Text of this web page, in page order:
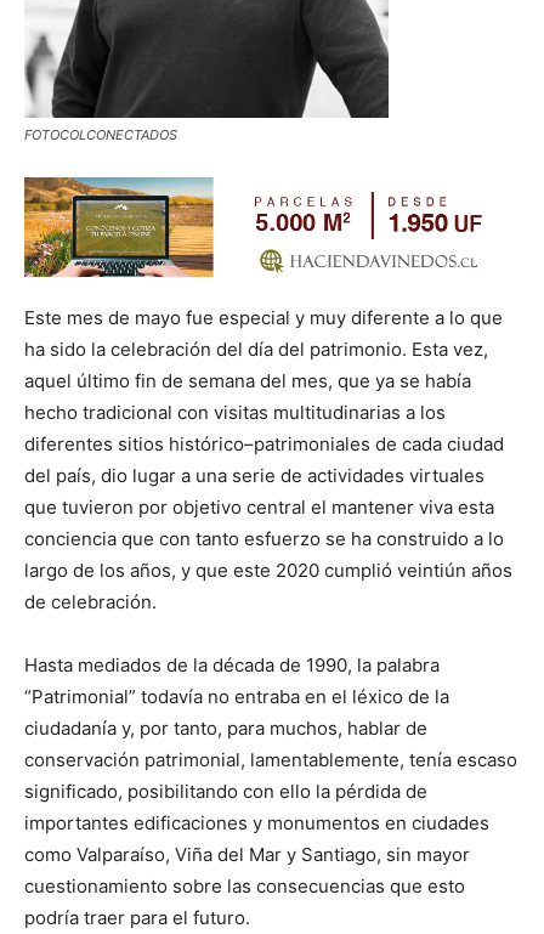
FOTOCOLCONECTADOS
Este mes de mayo fue especial y muy diferente a lo que
ha sido la celebración del día del patrimonio. Esta vez,
aquel último fin de semana del mes, que ya se había
hecho tradicional con visitas multitudinarias a los
diferentes sitios histórico–patrimoniales de cada ciudad
del país, dio lugar a una serie de actividades virtuales
que tuvieron por objetivo central el mantener viva esta
conciencia que con tanto esfuerzo se ha construido a lo
largo de los años, y que este 2020 cumplió veintiún años
de celebración.
Hasta mediados de la década de 1990, la palabra
“Patrimonial” todavía no entraba en el léxico de la
ciudadanía y, por tanto, para muchos, hablar de
conservación patrimonial, lamentablemente, tenía escaso
significado, posibilitando con ello la pérdida de
importantes edificaciones y monumentos en ciudades
como Valparaíso, Viña del Mar y Santiago, sin mayor
cuestionamiento sobre las consecuencias que esto
podría traer para el futuro.